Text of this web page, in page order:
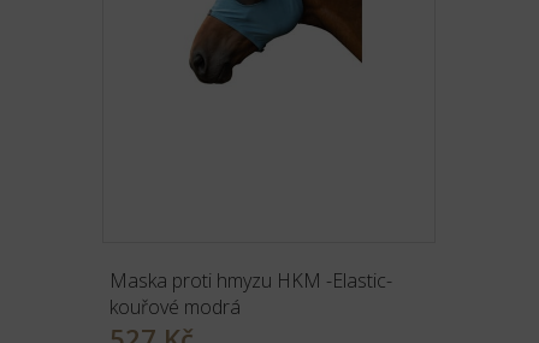
Maska proti hmyzu HKM -Elastic-
kouřové modrá